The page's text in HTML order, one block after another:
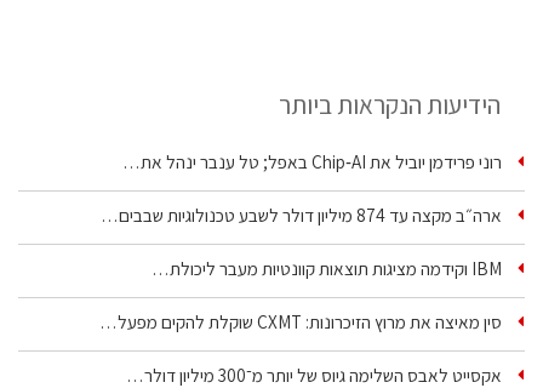
הידיעות הנקראות ביותר
רוני פרידמן יוביל את Chip‑AI באפל; טל ענבר ינהל את…
ארה״ב מקצה עד 874 מיליון דולר לשבע טכנולוגיות שבבים…
IBM וקידמה מציגות תוצאות קוונטיות מעבר ליכולת…
סין מאיצה את מרוץ הזיכרונות: CXMT שוקלת להקים מפעל…
אקסייט לאבס השלימה גיוס של יותר מ־300 מיליון דולר…